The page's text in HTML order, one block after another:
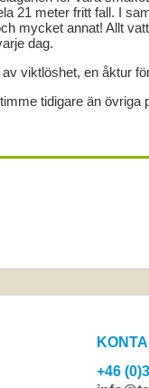
21 meter fritt fall. I
mycket annat! Allt
dag.
viktlöshet, en åktur
tidigare än övriga
+46